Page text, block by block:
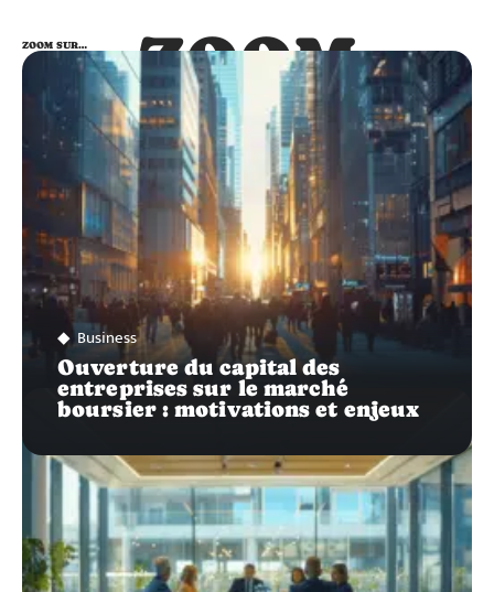
ZOOM
SUR…
ZOOM SUR…
Business
Ouverture du capital des
entreprises sur le marché
boursier : motivations et enjeux